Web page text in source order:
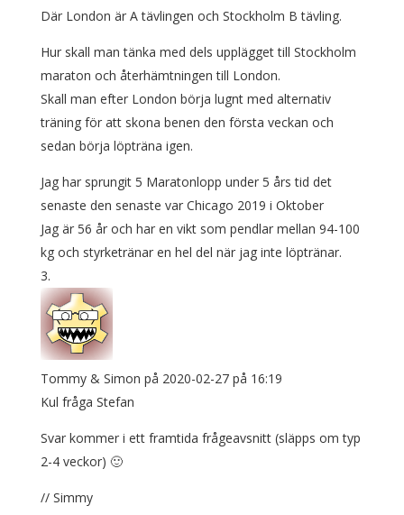
Där London är A tävlingen och Stockholm B tävling.
Hur skall man tänka med dels upplägget till Stockholm
maraton och återhämtningen till London.
Skall man efter London börja lugnt med alternativ
träning för att skona benen den första veckan och
sedan börja löpträna igen.
Jag har sprungit 5 Maratonlopp under 5 års tid det
senaste den senaste var Chicago 2019 i Oktober
Jag är 56 år och har en vikt som pendlar mellan 94-100
kg och styrketränar en hel del när jag inte löptränar.
Tommy & Simon på 2020-02-27 på 16:19
Kul fråga Stefan
Svar kommer i ett framtida frågeavsnitt (släpps om typ
2-4 veckor) 🙂
// Simmy